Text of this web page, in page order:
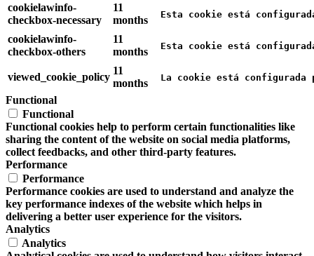
cookielawinfo-
checkbox-necessary
11
months
Esta cookie está
cookielawinfo-
checkbox-others
11
months
Esta cookie está
viewed_cookie_policy
11
months
La cookie está configurada
Functional
Functional
Functional cookies help to perform certain functionalities like
sharing the content of the website on social media platforms,
collect feedbacks, and other third-party features.
Performance
Performance
Performance cookies are used to understand and analyze the
key performance indexes of the website which helps in
delivering a better user experience for the visitors.
Analytics
Analytics